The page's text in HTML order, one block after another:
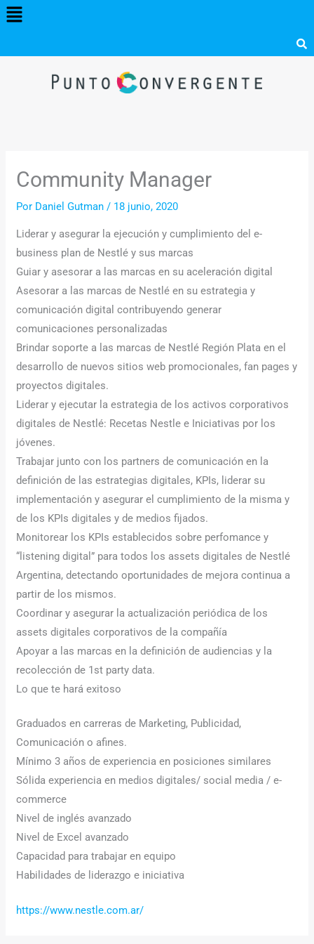
Menú
Community Manager
Por Daniel Gutman/ 18 junio, 2020
Liderar y asegurar la ejecución y cumplimiento del e-
business plan de Nestlé y sus marcas
Guiar y asesorar a las marcas en su aceleración digital
Asesorar a las marcas de Nestlé en su estrategia y
comunicación digital contribuyendo generar
comunicaciones personalizadas
Brindar soporte a las marcas de Nestlé Región Plata en el
desarrollo de nuevos sitios web promocionales, fan pages y
proyectos digitales.
Liderar y ejecutar la estrategia de los activos corporativos
digitales de Nestlé: Recetas Nestle e Iniciativas por los
jóvenes.
Trabajar junto con los partners de comunicación en la
definición de las estrategias digitales, KPIs, liderar su
implementación y asegurar el cumplimiento de la misma y
de los KPIs digitales y de medios fijados.
Monitorear los KPIs establecidos sobre perfomance y
“listening digital” para todos los assets digitales de Nestlé
Argentina, detectando oportunidades de mejora continua a
partir de los mismos.
Coordinar y asegurar la actualización periódica de los
assets digitales corporativos de la compañía
Apoyar a las marcas en la definición de audiencias y la
recolección de 1st party data.
Lo que te hará exitoso
Graduados en carreras de Marketing, Publicidad,
Comunicación o afines.
Mínimo 3 años de experiencia en posiciones similares
Sólida experiencia en medios digitales/ social media / e-
commerce
Nivel de inglés avanzado
Nivel de Excel avanzado
Capacidad para trabajar en equipo
Habilidades de liderazgo e iniciativa
https://www.nestle.com.ar/